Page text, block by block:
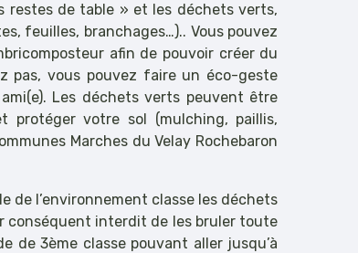
restes de table » et les déchets verts,
feuilles, branchages…).. Vous pouvez
afin de pouvoir créer du
pas, vous pouvez faire un éco-geste
Les déchets verts peuvent être
protéger votre sol (mulching, paillis,
Marches du Velay Rochebaron
de l’environnement classe les déchets
conséquent interdit de les bruler toute
de 3ème classe pouvant aller jusqu’à